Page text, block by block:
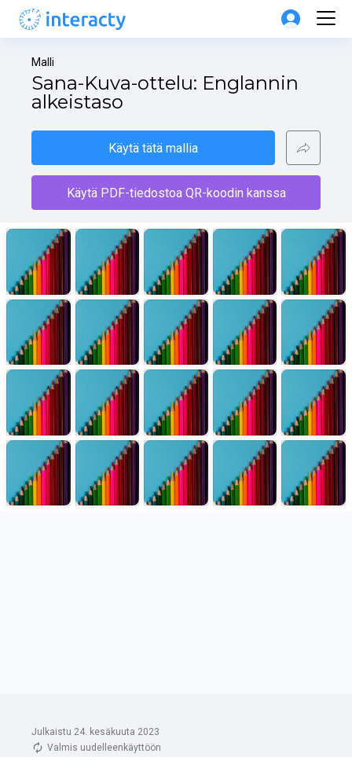
Julkaistu 24. kesäkuuta 2023
Valmis uudelleenkäyttöön
Malli
Sana-Kuva-ottelu: Englannin
alkeistaso
Käytä tätä mallia
Käytä PDF-tiedostoa QR-koodin kanssa